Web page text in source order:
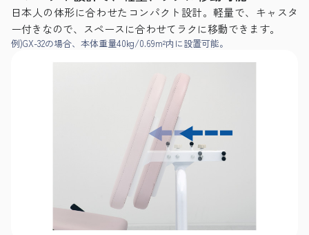
日本人の体形に合わせたコンパクト設計。軽量で、キャスタ
ー付きなので、スペースに合わせてラクに移動できます。
例)GX-32の場合、本体重量40kg/0.69m²内に設置可能。